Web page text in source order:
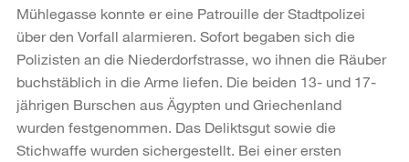
Mühlegasse konnte er eine Patrouille der Stadtpolizei
über den Vorfall alarmieren. Sofort begaben sich die
Polizisten an die Niederdorfstrasse, wo ihnen die Räuber
buchstäblich in die Arme liefen. Die beiden 13- und 17-
jährigen Burschen aus Ägypten und Griechenland
wurden festgenommen. Das Deliktsgut sowie die
Stichwaffe wurden sichergestellt. Bei einer ersten